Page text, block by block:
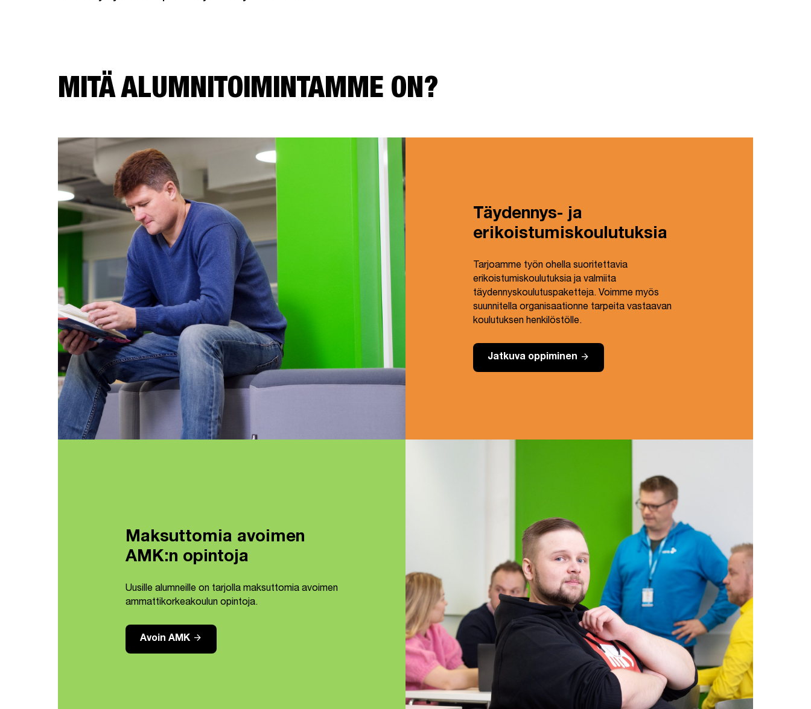
MITÄ ALUMNITOIMINTAMME ON?
Täydennys- ja
erikoistumiskoulutuksia
Tarjoamme työn ohella suoritettavia
erikoistumiskoulutuksia ja valmiita
täydennyskoulutuspaketteja. Voimme myös
suunnitella organisaationne tarpeita vastaavan
koulutuksen henkilöstölle.
Jatkuva oppiminen arrow_forward
Maksuttomia avoimen
AMK:n opintoja
Uusille alumneille on tarjolla maksuttomia avoimen
ammattikorkeakoulun opintoja.
Avoin AMK arrow_forward